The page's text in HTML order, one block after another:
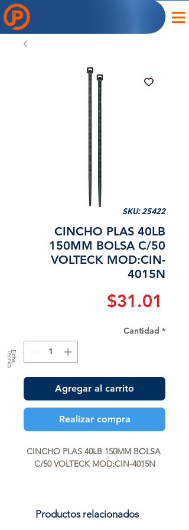
F
ic
h
a
T
é
c
n
ic
a
SKU: 25422
CINCHO PLAS 40LB
150MM BOLSA C/50
VOLTECK MOD:CIN-
4015N
$31.01
Cantidad *
Agregar al carrito
Realizar compra
CINCHO PLAS 40LB 150MM BOLSA
C/50 VOLTECK MOD:CIN-4015N
Productos relacionados